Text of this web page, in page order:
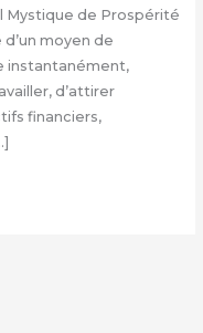
Mystique de Prospérité
moyen de
instantanément,
d’attirer
financiers,